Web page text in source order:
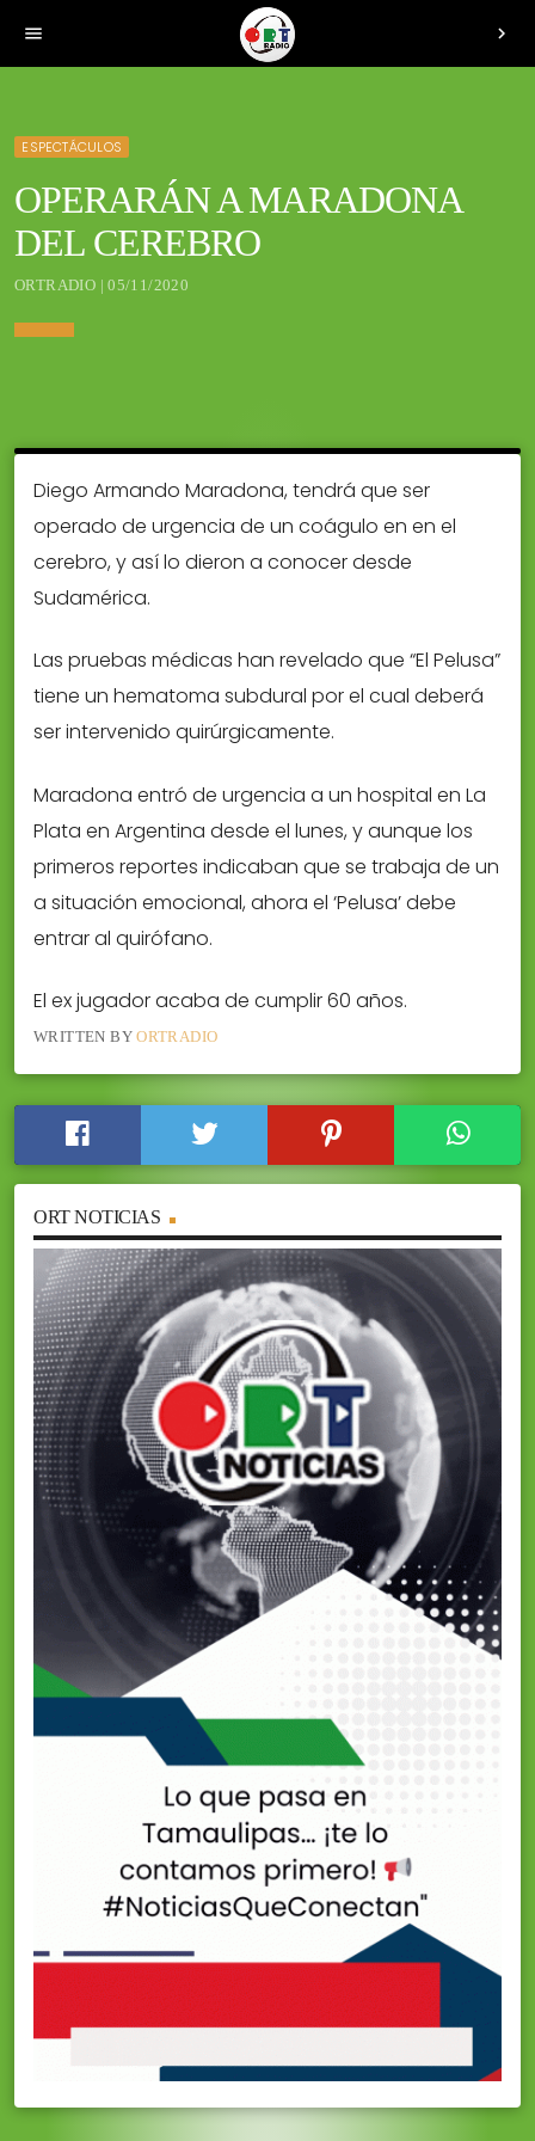
menu chevron_right
ESPECTÁCULOS
OPERARÁN A MARADONA
DEL CEREBRO
ORTRADIO | 05/11/2020
Diego Armando Maradona, tendrá que ser
operado de urgencia de un coágulo en en el
cerebro, y así lo dieron a conocer desde
Sudamérica.
Las pruebas médicas han revelado que “El Pelusa”
tiene un hematoma subdural por el cual deberá
ser intervenido quirúrgicamente.
Maradona entró de urgencia a un hospital en La
Plata en Argentina desde el lunes, y aunque los
primeros reportes indicaban que se trabaja de un
a situación emocional, ahora el ‘Pelusa’ debe
entrar al quirófano.
El ex jugador acaba de cumplir 60 años.
WRITTEN BYORTRADIO
ORT NOTICIAS